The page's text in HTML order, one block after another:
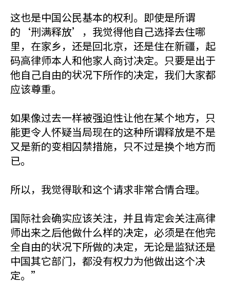
这也是中国公民基本的权利。即使是所谓
的‘刑满释放’，我觉得他自己选择去住哪
里，在家乡，还是回北京，还是住在新疆，起
码高律师本人和他家人商讨决定。只要是出于
他自己自由的状况下所作的决定，我们大家都
应该尊重。
如果像过去一样被强迫性让他在某个地方，只
能更令人怀疑当局现在的这种所谓释放是不是
又是新的变相囚禁措施，只不过是换个地方而
已。
所以，我觉得耿和这个请求非常合情合理。
国际社会确实应该关注，并且肯定会关注高律
师出来之后他做什么样的决定，必须是在他完
全自由的状况下所做的决定，无论是监狱还是
中国其它部门，都没有权力为他做出这个决
定。”